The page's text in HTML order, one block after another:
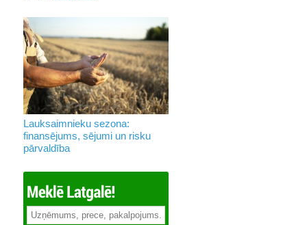
Lauksaimnieku sezona:
finansējums, sējumi un risku
pārvaldība